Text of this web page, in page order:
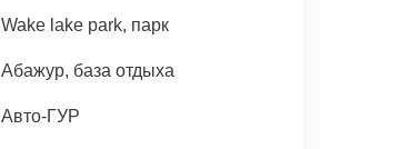
Wake lake park, парк
Абажур, база отдыха
Авто-ГУР